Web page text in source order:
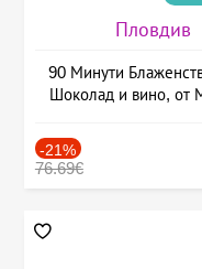
Пловдив
90 Минути
Шоколад и вино, от
-21%
76.69€